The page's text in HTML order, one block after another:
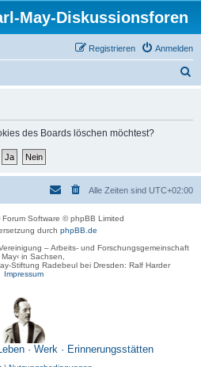
May-Diskussionsforen
Anmelden
Registrieren
des Boards löschen möchtest?
Alle Zeiten sind UTC+02:00
Forum Software © phpBB Limited
durch phpBB.de
– Arbeits- und Forschungsgemeinschaft
May‹ in Sachsen,
Stiftung Radebeul bei Dresden: Ralf Harder
Impressum
· Werk · Erinnerungsstätten